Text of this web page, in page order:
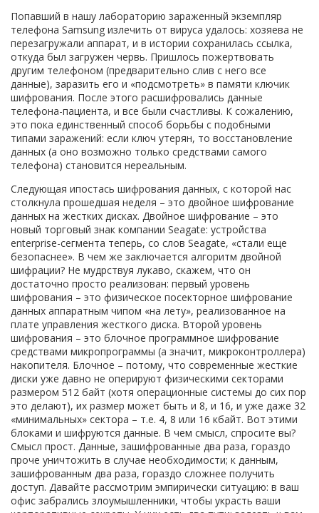
Попавший в нашу лабораторию зараженный экземпляр
телефона Samsung излечить от вируса удалось: хозяева не
перезагружали аппарат, и в истории сохранилась ссылка,
откуда был загружен червь. Пришлось пожертвовать
другим телефоном (предварительно слив с него все
данные), заразить его и «подсмотреть» в памяти ключик
шифрования. После этого расшифровались данные
телефона-пациента, и все были счастливы. К сожалению,
это пока единственный способ борьбы с подобными
типами заражений: если ключ утерян, то восстановление
данных (а оно возможно только средствами самого
телефона) становится нереальным.
Следующая ипостась шифрования данных, с которой нас
столкнула прошедшая неделя – это двойное шифрование
данных на жестких дисках. Двойное шифрование – это
новый торговый знак компании Seagate: устройства
enterprise-сегмента теперь, со слов Seagate, «стали еще
безопаснее». В чем же заключается алгоритм двойной
шифрации? Не мудрствуя лукаво, скажем, что он
достаточно просто реализован: первый уровень
шифрования – это физическое посекторное шифрование
данных аппаратным чипом «на лету», реализованное на
плате управления жесткого диска. Второй уровень
шифрования – это блочное программное шифрование
средствами микропрограммы (а значит, микроконтроллера)
накопителя. Блочное – потому, что современные жесткие
диски уже давно не оперируют физическими секторами
размером 512 байт (хотя операционные системы до сих пор
это делают), их размер может быть и 8, и 16, и уже даже 32
«минимальных» сектора – т.е. 4, 8 или 16 кбайт. Вот этими
блоками и шифруются данные. В чем смысл, спросите вы?
Смысл прост. Данные, зашифрованные два раза, гораздо
проче уничтожить в случае необходимости; к данным,
зашифрованным два раза, гораздо сложнее получить
доступ. Давайте рассмотрим эмпирически ситуацию: в ваш
офис забрались злоумышленники, чтобы украсть ваши